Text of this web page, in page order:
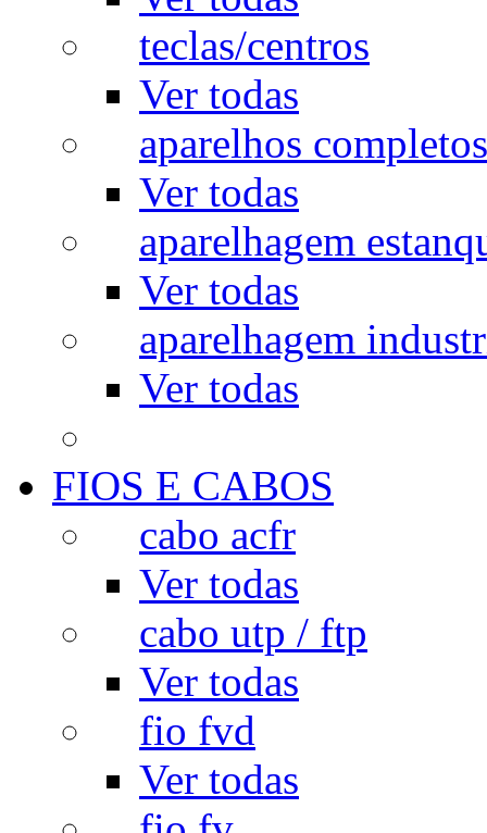
teclas/centros
Ver todas
aparelhos completos
Ver todas
aparelhagem
Ver todas
aparelhagem
Ver todas
FIOS E CABOS
cabo acfr
Ver todas
cabo utp / ftp
Ver todas
fio fvd
Ver todas